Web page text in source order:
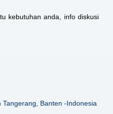
kebutuhan anda, info diskusi
Banten -Indonesia